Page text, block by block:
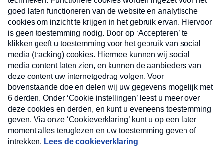
Verzend
Nieuwsbrief
Neem hier een gratis abonnement op onze
nieuwsbrief. Elke vrijdag- en dinsdagochtend in uw